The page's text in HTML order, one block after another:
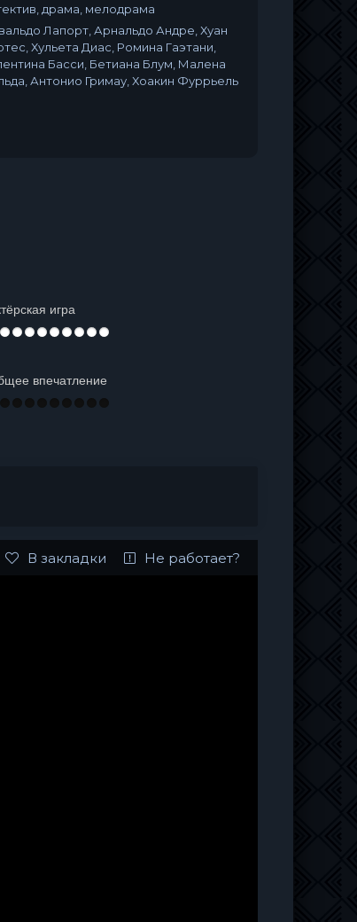
драма, мелодрама
Лапорт, Арнальдо Андре, Хуан
Хульета Диас, Ромина Гаэтани,
Басси, Бетиана Блум, Малена
Антонио Гримау, Хоакин Фуррьель
игра
впечатление
В закладки Не работает?